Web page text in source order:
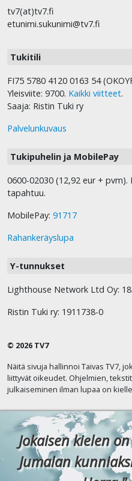
tv7(at)tv7.fi
etunimi.sukunimi@tv7.fi
Tukitili
FI75 5780 4120 0163 54
Yleisviite: 9700. Kaikki viitteet.
Saaja: Ristin Tuki ry
Palvelunkuvaus
Tukipuhelin ja MobilePay
0600-02030 (12,92 eur +
tapahtuu.
MobilePay: 91717
Rahankeräyslupa
Y-tunnukset
Lighthouse Network Ltd Oy:
Ristin Tuki ry: 1911738-0
© 2026 TV7
Näitä sivuja hallinnoi Taivas TV7,
liittyvät oikeudet. Ohjelmien,
julkaiseminen ilman lupaa on
Jokaisen kielen
Jumalan